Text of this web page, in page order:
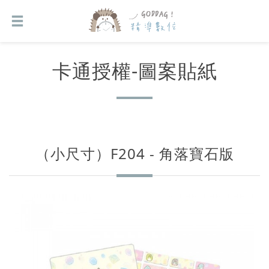
卡通授權-圖案貼紙
（小尺寸）F204 - 角落寶石版